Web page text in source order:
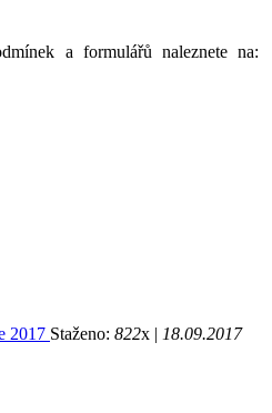
a formulářů naleznete na:
2017 Staženo: 822x | 18.09.2017